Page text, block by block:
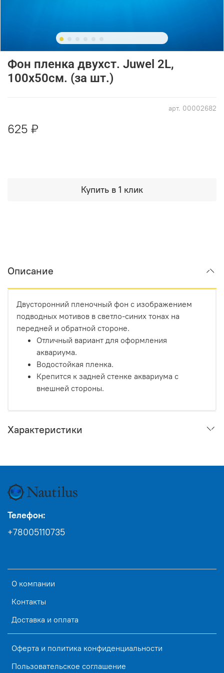
арт. 00002682
Фон пленка двухст. Juwel 2L,
100х50см. (за шт.)
625 ₽
Купить в 1 клик
Описание
Двусторонний пленочный фон с изображением
подводных мотивов в светло-синих тонах на
передней и обратной стороне.
Отличный вариант для оформления
аквариума.
Водостойкая пленка.
Крепится к задней стенке аквариума с
внешней стороны.
Характеристики
О компании
Контакты
Доставка и оплата
Оферта и политика конфиденциальности
Пользовательское соглашение
Телефон:
+78005110735